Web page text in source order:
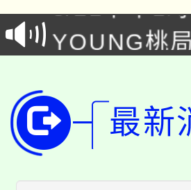
徵才活動。
YOUNG桃
開!
115年桃園
田徑場及游
桃園市低收
視費優惠，
最新